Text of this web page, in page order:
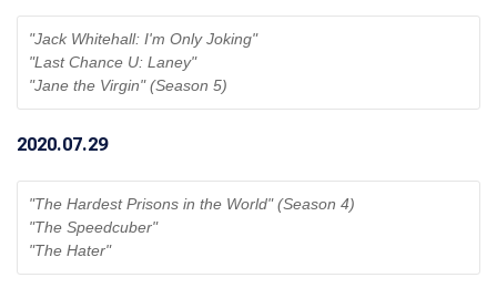
"Jack Whitehall: I'm Only Joking"
"Last Chance U: Laney"
"Jane the Virgin" (Season 5)
2020.07.29
"The Hardest Prisons in the World" (Season 4)
"The Speedcuber"
"The Hater"